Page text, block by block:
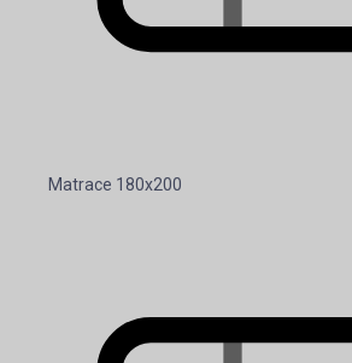
Matrace 180x200